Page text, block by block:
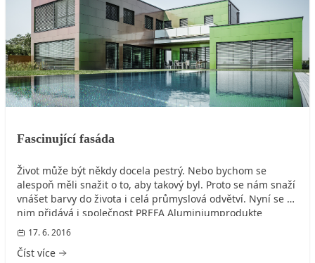
Fascinující fasáda
Život může být někdy docela pestrý. Nebo bychom se
alespoň měli snažit o to, aby takový byl. Proto se nám snaží
vnášet barvy do života i celá průmyslová odvětví. Nyní se k
nim přidává i společnost PREFA Aluminiumprodukte
s pestrou paletou barevných fasád, díky kterým budou
skutečnost.
17. 6. 2016
Číst více